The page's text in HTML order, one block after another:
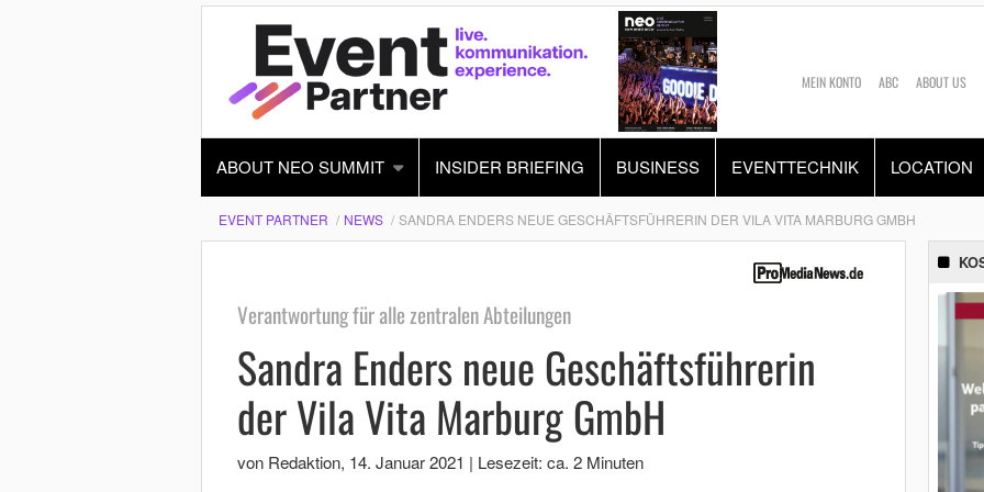
MEIN KONTO ABC ABOUT US
ABOUT NEO SUMMIT INSIDER BRIEFING BUSINESS EVENTTECHNIK LOCATION
EVENT PARTNER NEWS SANDRA ENDERS NEUE GESCHÄFTSFÜHRERIN DER VILA VITA MARBURG GMBH
Verantwortung für alle zentralen Abteilungen
Sandra Enders neue Geschäftsführerin
der Vila Vita Marburg GmbH
von Redaktion, 14. Januar 2021 | Lesezeit: ca. 2 Minuten